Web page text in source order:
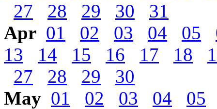
27
28 29 30
31
Apr 01 02 03 04 05
13
14 15 16 17 18
27
28 29
30
May 01 02 03 04
05